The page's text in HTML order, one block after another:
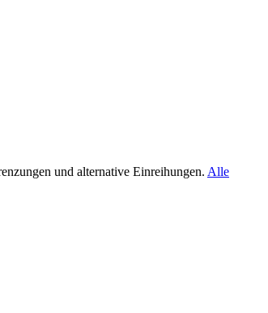
und alternative Einreihungen. Alle